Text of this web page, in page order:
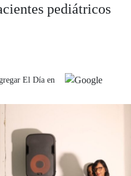
pediátricos
El Día en